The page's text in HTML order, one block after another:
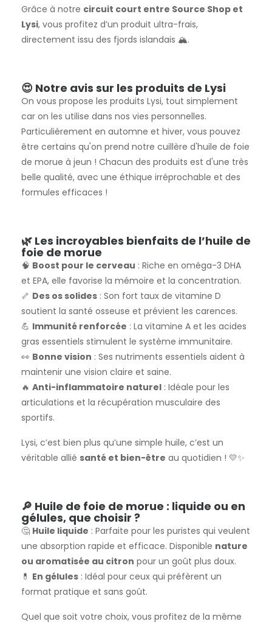
Grâce à notre circuit court entre Source Shop et
Lysi, vous profitez d’un produit ultra-frais,
directement issu des fjords islandais 🏔️.
😍 Notre avis sur les produits de Lysi
On vous propose les produits Lysi, tout simplement
car on les utilise dans nos vies personnelles.
Particulièrement en automne et hiver, vous pouvez
être certains qu'on prend notre cuillère d'huile de foie
de morue à jeun ! Chacun des produits est d'une très
belle qualité, avec une éthique irréprochable et des
formules efficaces !
🌿 Les incroyables bienfaits de l’huile de
foie de morue
🧠 Boost pour le cerveau : Riche en oméga-3 DHA
et EPA, elle favorise la mémoire et la concentration.
🦴 Des os solides : Son fort taux de vitamine D
soutient la santé osseuse et prévient les carences.
💪 Immunité renforcée : La vitamine A et les acides
gras essentiels stimulent le système immunitaire.
👀 Bonne vision : Ses nutriments essentiels aident à
maintenir une vision claire et saine.
🔥 Anti-inflammatoire naturel : Idéale pour les
articulations et la récupération musculaire des
sportifs.
Lysi, c’est bien plus qu’une simple huile, c’est un
véritable allié santé et bien-être au quotidien ! 💛✨
🔎 Huile de foie de morue : liquide ou en
gélules, que choisir ?
🤔 Huile liquide : Parfaite pour les puristes qui veulent
une absorption rapide et efficace. Disponible nature
ou aromatisée au citron pour un goût plus doux.
💊 En gélules : Idéal pour ceux qui préfèrent un
format pratique et sans goût.
Quel que soit votre choix, vous profitez de la même